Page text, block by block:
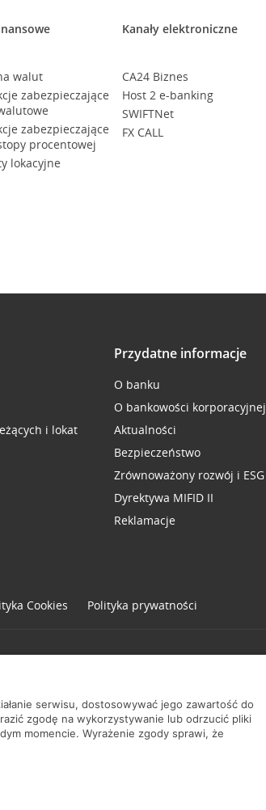
walut
zabezpieczające
zabezpieczające
procentowej
lokacyjne
Kanały elektroniczne
CA24 Biznes
Host 2 e-banking
SWIFTNet
FX CALL
i lokat
Przydatne informacje
O banku
O bankowości korporacyjnej
Aktualności
Bezpieczeństwo
Zrównoważony rozwój i ESG
Dyrektywa MIFID II
Reklamacje
Cookies Polityka prywatności
serwisu, dostosowywać jego zawartość do
zgodę na wykorzystywanie lub odrzucić pliki
momencie. Wyrażenie zgody sprawi, że